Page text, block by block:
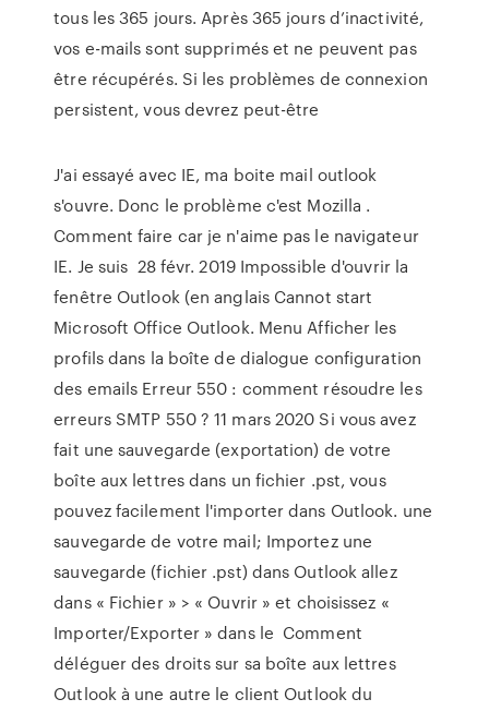
tous les 365 jours. Après 365 jours d’inactivité,
vos e-mails sont supprimés et ne peuvent pas
être récupérés. Si les problèmes de connexion
persistent, vous devrez peut-être
J'ai essayé avec IE, ma boite mail outlook
s'ouvre. Donc le problème c'est Mozilla .
Comment faire car je n'aime pas le navigateur
IE. Je suis 28 févr. 2019 Impossible d'ouvrir la
fenêtre Outlook (en anglais Cannot start
Microsoft Office Outlook. Menu Afficher les
profils dans la boîte de dialogue configuration
des emails Erreur 550 : comment résoudre les
erreurs SMTP 550 ? 11 mars 2020 Si vous avez
fait une sauvegarde (exportation) de votre
boîte aux lettres dans un fichier .pst, vous
pouvez facilement l'importer dans Outlook. une
sauvegarde de votre mail; Importez une
sauvegarde (fichier .pst) dans Outlook allez
dans « Fichier » > « Ouvrir » et choisissez «
Importer/Exporter » dans le Comment
déléguer des droits sur sa boîte aux lettres
Outlook à une autre le client Outlook du